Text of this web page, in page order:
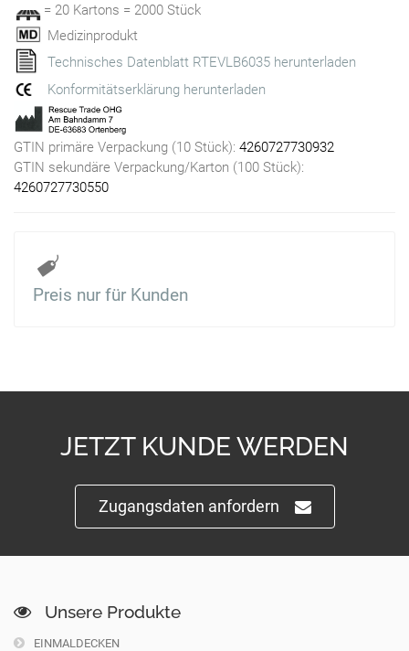
= 20 Kartons = 2000 Stück
Medizinprodukt
Technisches Datenblatt RTEVLB6035 herunterladen
Konformitätserklärung herunterladen
GTIN primäre Verpackung (10 Stück): 4260727730932
GTIN sekundäre Verpackung/Karton (100 Stück):
4260727730550
Preis nur für Kunden
JETZT KUNDE WERDEN
Zugangsdaten anfordern
Unsere Produkte
EINMALDECKEN